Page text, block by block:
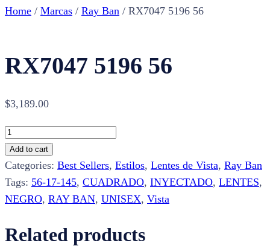
Home / Marcas / Ray Ban / RX7047 5196 56
RX7047 5196 56
$3,189.00
RX7047
5196
56
quantity
Add to cart
Categories: Best Sellers, Estilos, Lentes de Vista, Ray Ban
Tags: 56-17-145, CUADRADO, INYECTADO, LENTES,
NEGRO, RAY BAN, UNISEX, Vista
Related products